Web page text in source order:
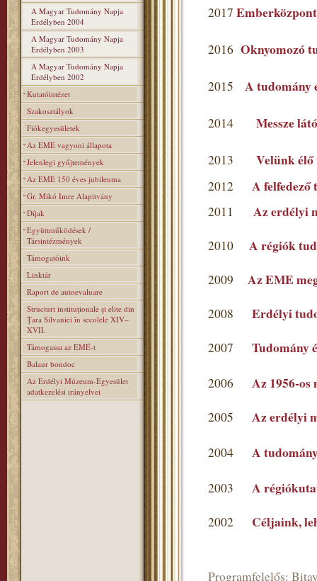
A Magyar Tudomány Napja
Erdélyben 2004
A Magyar Tudomány Napja
Erdélyben 2003
A Magyar Tudomány Napja
Erdélyben 2002
Kutatóintézet
Szakosztályok
Fiókegyesületek
Az EME vagyoni állapota
Jelenlegi gyűjtemények
Az EME 150 éves jubileuma
Gr. Mikó Imre Alapitvány
Díjak
Együttműködések /
Társintézmények
Támogatóink
Linktár
Raport de autoevaluare
Structuri instituţionale şi elite din
Ţara Silvaniei în secolele XIV–
XVII.
Támogassa az EMÉ-t
Balaur bondoc
Az Erdélyi Múzeum-Egyesület
adatkezelési irányelvei
2017
2016 Oknyomozó
2015 A tudomány
2014 Messze
2013 Velünk
2012 A felfedező
2011 Az erdélyi
2010 A régiók
2009 Az EME
2008 Erdélyi
2007 Tudomány
2006 Az 1956-
2005 Az erdélyi
2004 A
2003 A
2002 Céljaink,
Programfelelős: